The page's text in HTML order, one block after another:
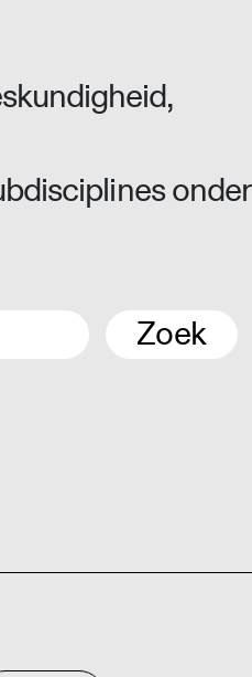
onder
Zoek